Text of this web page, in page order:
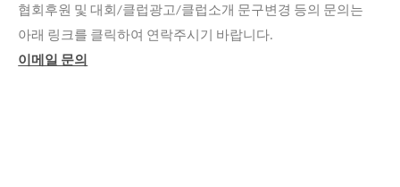
협회후원 및 대회/클럽광고/클럽소개 문구변경 등의 문의는
아래 링크를 클릭하여 연락주시기 바랍니다.
이메일 문의